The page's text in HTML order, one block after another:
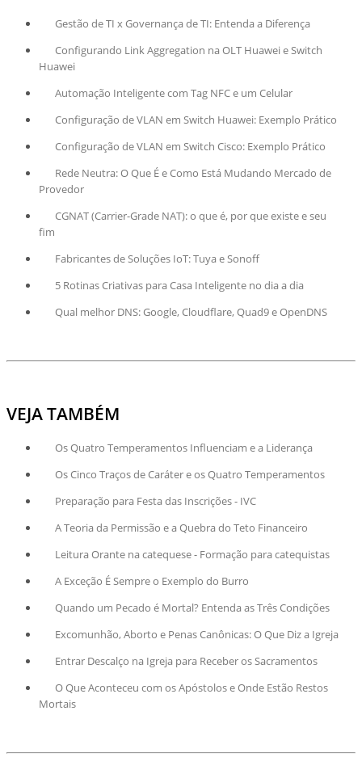
Gestão de TI x Governança de TI: Entenda a Diferença
Configurando Link Aggregation na OLT Huawei e Switch
Huawei
Automação Inteligente com Tag NFC e um Celular
Configuração de VLAN em Switch Huawei: Exemplo Prático
Configuração de VLAN em Switch Cisco: Exemplo Prático
Rede Neutra: O Que É e Como Está Mudando Mercado de
Provedor
CGNAT (Carrier-Grade NAT): o que é, por que existe e seu
fim
Fabricantes de Soluções IoT: Tuya e Sonoff
5 Rotinas Criativas para Casa Inteligente no dia a dia
Qual melhor DNS: Google, Cloudflare, Quad9 e OpenDNS
VEJA TAMBÉM
Os Quatro Temperamentos Influenciam e a Liderança
Os Cinco Traços de Caráter e os Quatro Temperamentos
Preparação para Festa das Inscrições - IVC
A Teoria da Permissão e a Quebra do Teto Financeiro
Leitura Orante na catequese - Formação para catequistas
A Exceção É Sempre o Exemplo do Burro
Quando um Pecado é Mortal? Entenda as Três Condições
Excomunhão, Aborto e Penas Canônicas: O Que Diz a Igreja
Entrar Descalço na Igreja para Receber os Sacramentos
O Que Aconteceu com os Apóstolos e Onde Estão Restos
Mortais